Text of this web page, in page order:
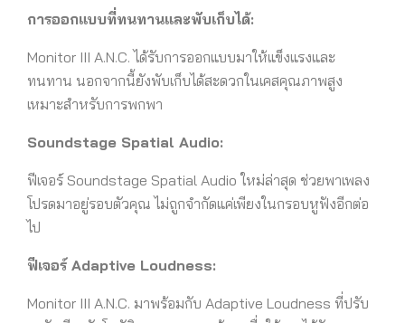
การออกแบบที่ทนทานและพับเก็บได้:
Monitor III A.N.C. ได้รับการออกแบบมาให้แข็งแรงและ
ทนทาน นอกจากนี้ยังพับเก็บได้สะดวกในเคสคุณภาพสูง
เหมาะสำหรับการพกพา
Soundstage Spatial Audio:
ฟีเจอร์ Soundstage Spatial Audio ใหม่ล่าสุด ช่วยพาเพลง
โปรดมาอยู่รอบตัวคุณ ไม่ถูกจำกัดแค่เพียงในกรอบหูฟังอีกต่อ
ไป
ฟีเจอร์ Adaptive Loudness:
Monitor III A.N.C. มาพร้อมกับ Adaptive Loudness ที่ปรับ